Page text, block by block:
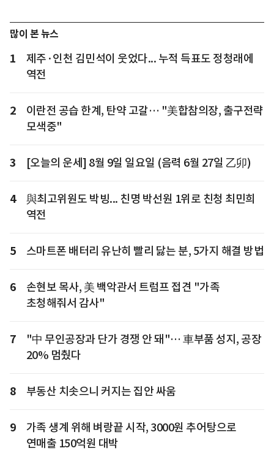
많이 본 뉴스
1
제주·인천 김민석이 웃었다... 누적 득표도 정청래에
역전
2
이란전 공습 한계, 탄약 고갈… "美합참의장, 출구전략
모색중"
3 [오늘의 운세] 8월 9일 일요일 (음력 6월 27일 乙卯)
4
與최고위원도 박빙... 친명 박선원 1위로 친청 최민희
역전
5 스마트폰 배터리 유난히 빨리 닳는 분, 5가지 해결 방법
6
손현보 목사, 美 백악관서 트럼프 접견 "가족
초청해줘서 감사"
7
"中 무인공장과 단가 경쟁 안 돼"… 車부품 성지, 공장
20% 멈췄다
8 부동산 치솟으니 커지는 집안 싸움
9
가족 생계 위해 벼랑끝 시작, 3000원 추어탕으로
연매출 150억원 대박